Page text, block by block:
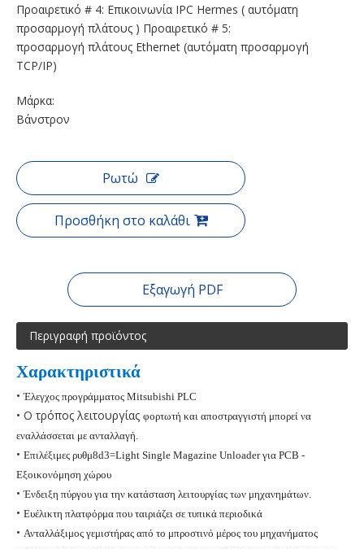
Προαιρετικό # 4: Επικοινωνία IPC Hermes ( αυτόματη
προσαρμογή πλάτους ) Προαιρετικό # 5:
προσαρμογή πλάτους Ethernet (αυτόματη προσαρμογή
TCP/IP)
Μάρκα:
Βάνστρον
Ρωτώ
Προσθήκη στο καλάθι
Εξαγωγή PDF
Περιγραφή προϊόντος
Χαρακτηριστικά
•Έλεγχος προγράμματος Mitsubishi PLC
• Ο τρόπος λειτουργίας φορτωτή και αποστραγγιστή μπορεί να
εναλλάσσεται με ανταλλαγή.
• Επιλέξιμες ρυθμ8d3=Light Single Magazine Unloader για PCB -
Εξοικονόμηση χώρου
•Ένδειξη πύργου για την κατάσταση λειτουργίας των μηχανημάτων.
• Ευέλικτη πλατφόρμα που ταιριάζει σε τυπικά περιοδικά
• Ανταλλάξιμος γεμιστήρας από το μπροστινό μέρος του μηχανήματος